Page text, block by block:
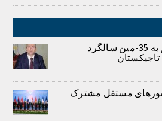
تاریخ گواه است… تقدیم به 35-مین سالگرد
مستقل مشترک